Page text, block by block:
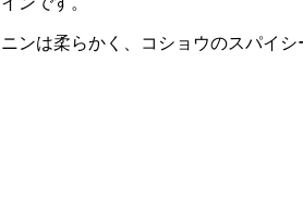
は柔らかく、コショウのスパイシ